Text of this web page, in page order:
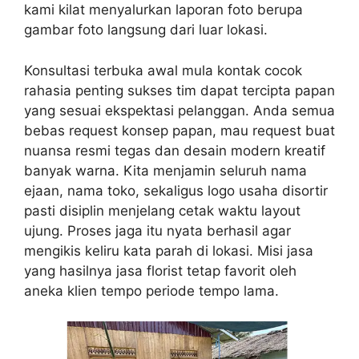
kami kilat menyalurkan laporan foto berupa
gambar foto langsung dari luar lokasi.
Konsultasi terbuka awal mula kontak cocok
rahasia penting sukses tim dapat tercipta papan
yang sesuai ekspektasi pelanggan. Anda semua
bebas request konsep papan, mau request buat
nuansa resmi tegas dan desain modern kreatif
banyak warna. Kita menjamin seluruh nama
ejaan, nama toko, sekaligus logo usaha disortir
pasti disiplin menjelang cetak waktu layout
ujung. Proses jaga itu nyata berhasil agar
mengikis keliru kata parah di lokasi. Misi jasa
yang hasilnya jasa florist tetap favorit oleh
aneka klien tempo periode tempo lama.